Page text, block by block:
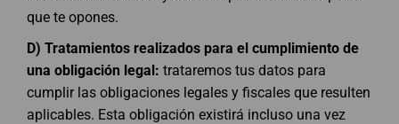
que te opones.
D) Tratamientos realizados para el cumplimiento de
una obligación legal: trataremos tus datos para
cumplir las obligaciones legales y fiscales que resulten
aplicables. Esta obligación existirá incluso una vez